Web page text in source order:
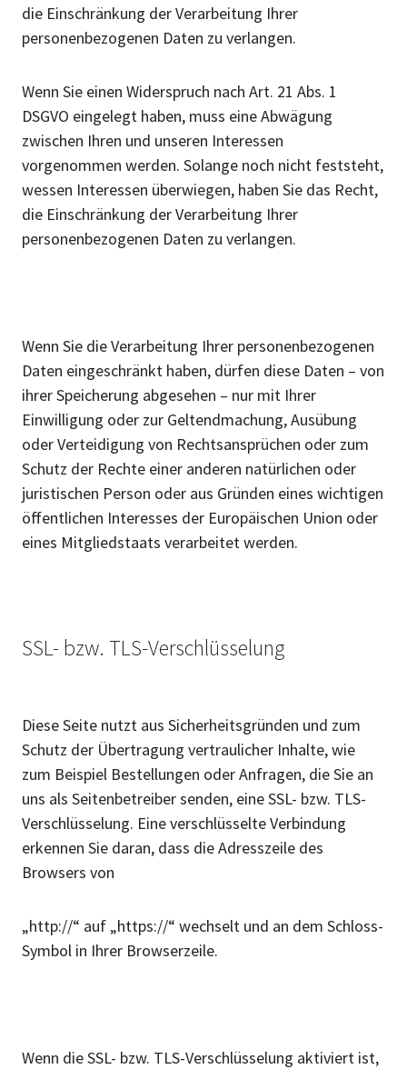
die Einschränkung der Verarbeitung Ihrer
personenbezogenen Daten zu verlangen.
Wenn Sie einen Widerspruch nach Art. 21 Abs. 1
DSGVO eingelegt haben, muss eine Abwägung
zwischen Ihren und unseren Interessen
vorgenommen werden. Solange noch nicht feststeht,
wessen Interessen überwiegen, haben Sie das Recht,
die Einschränkung der Verarbeitung Ihrer
personenbezogenen Daten zu verlangen.
Wenn Sie die Verarbeitung Ihrer personenbezogenen
Daten eingeschränkt haben, dürfen diese Daten – von
ihrer Speicherung abgesehen – nur mit Ihrer
Einwilligung oder zur Geltendmachung, Ausübung
oder Verteidigung von Rechtsansprüchen oder zum
Schutz der Rechte einer anderen natürlichen oder
juristischen Person oder aus Gründen eines wichtigen
öffentlichen Interesses der Europäischen Union oder
eines Mitgliedstaats verarbeitet werden.
SSL- bzw. TLS-Verschlüsselung
Diese Seite nutzt aus Sicherheitsgründen und zum
Schutz der Übertragung vertraulicher Inhalte, wie
zum Beispiel Bestellungen oder Anfragen, die Sie an
uns als Seitenbetreiber senden, eine SSL- bzw. TLS-
Verschlüsselung. Eine verschlüsselte Verbindung
erkennen Sie daran, dass die Adresszeile des
Browsers von
„http://“ auf „https://“ wechselt und an dem Schloss-
Symbol in Ihrer Browserzeile.
Wenn die SSL- bzw. TLS-Verschlüsselung aktiviert ist,